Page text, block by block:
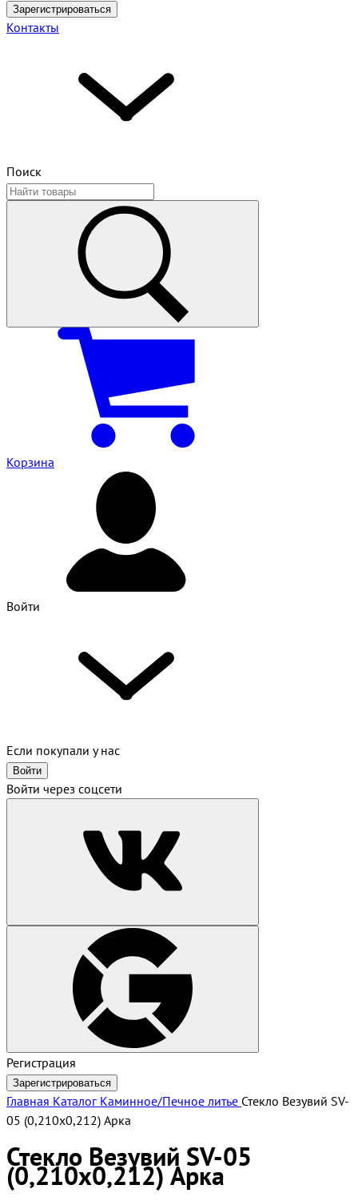
Зарегистрироваться
Контакты
Поиск
Корзина
Войти
Если покупали у нас
Войти
Войти через соцсети
Регистрация
Зарегистрироваться
Главная Каталог Каминное/Печное литье Стекло Везувий SV-
05 (0,210х0,212) Арка
Стекло Везувий SV-05
(0,210х0,212) Арка